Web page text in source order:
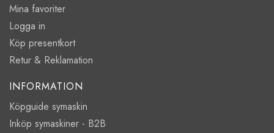
Mina favoriter
Logga in
Köp presentkort
Retur & Reklamation
INFORMATION
Köpguide symaskin
Inköp symaskiner - B2B